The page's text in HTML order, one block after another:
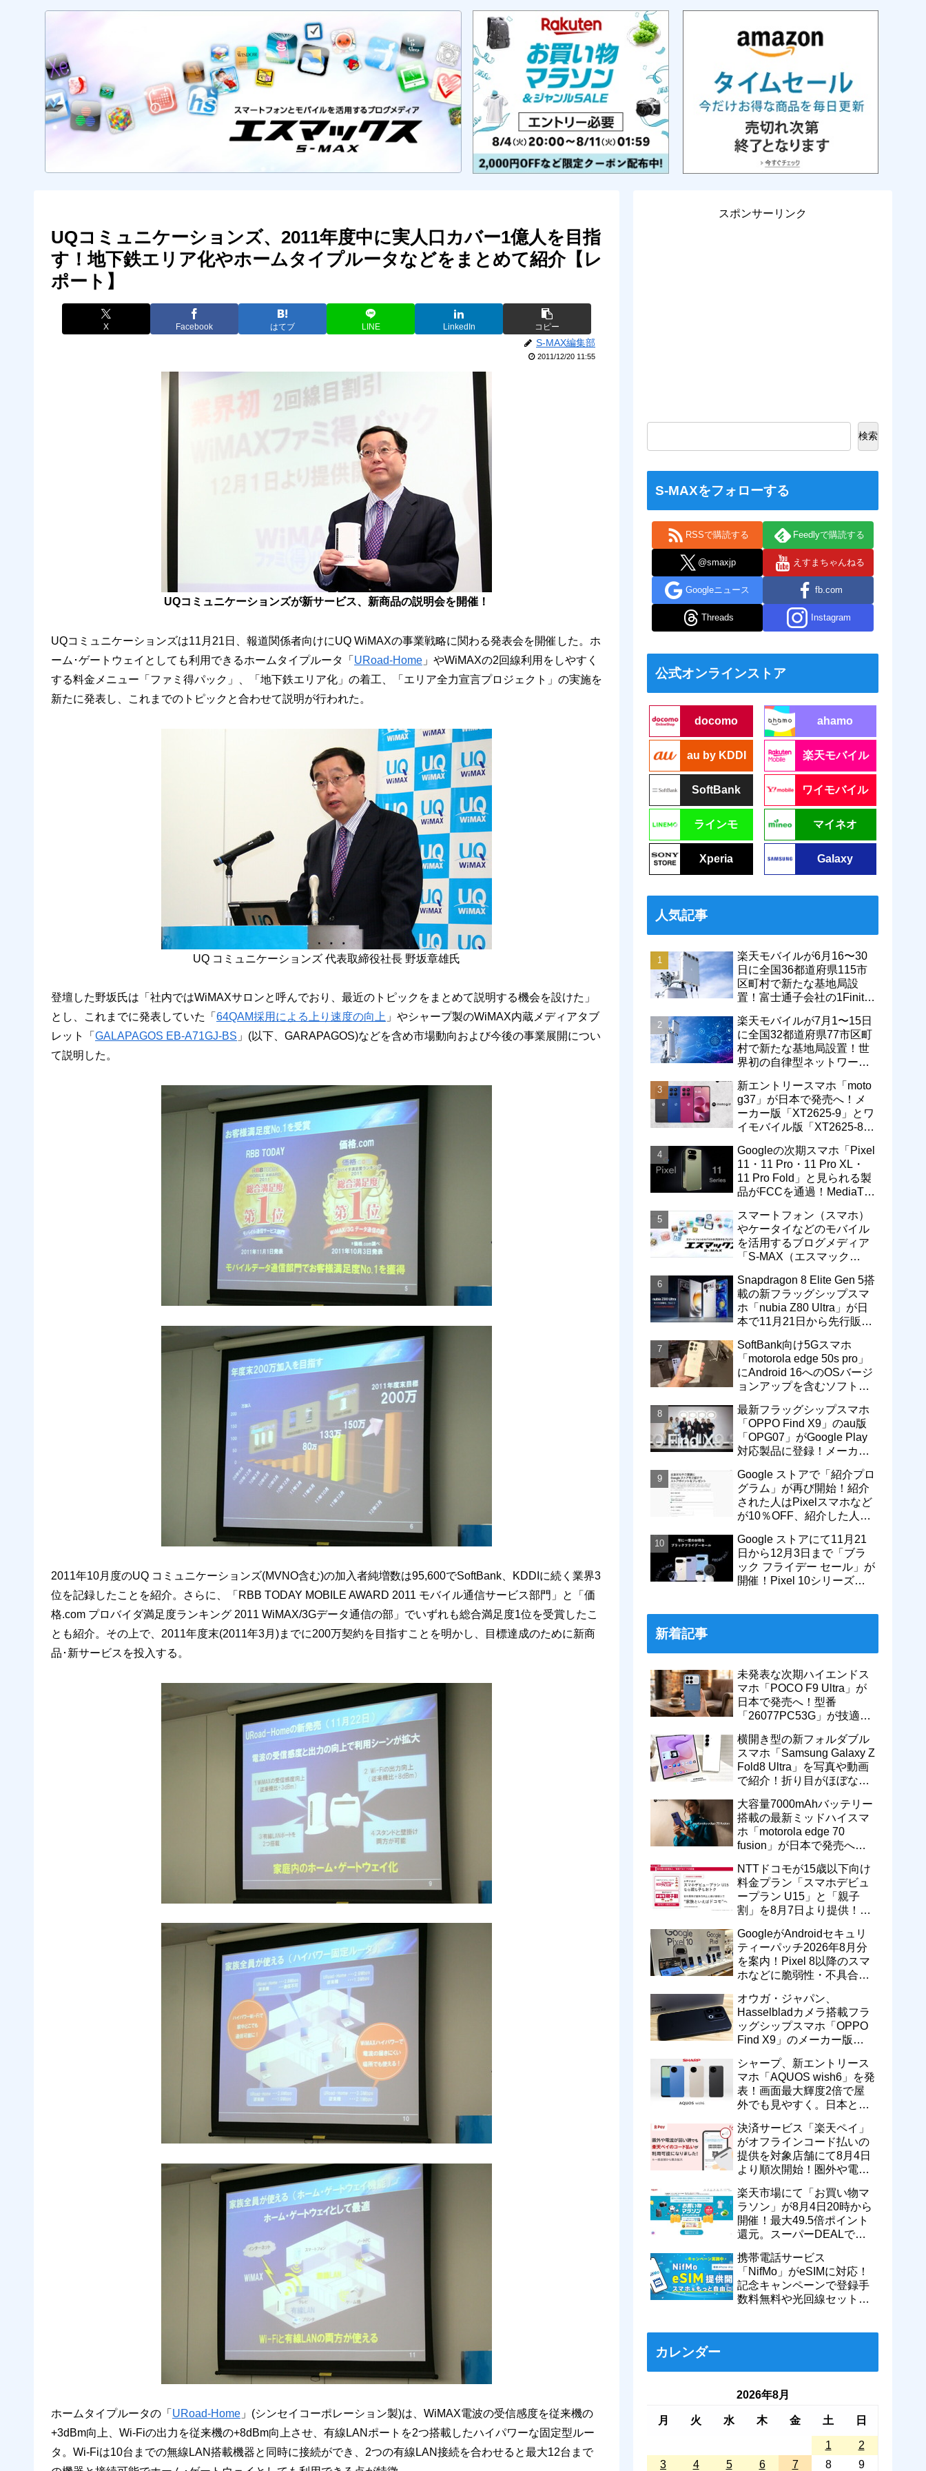
UQコミュニケーションズ、2011年度中に実人口カバー1億人を目指
す！地下鉄エリア化やホームタイプルータなどをまとめて紹介【レ
ポート】
X Facebook はてブ LINE LinkedIn コピー
S-MAX編集部
2011/12/20 11:55
UQコミュニケーションズが新サービス、新商品の説明会を開催！
UQコミュニケーションズは11月21日、報道関係者向けにUQ WiMAXの事業戦略に関わる発表会を開催した。ホ
ーム･ゲートウェイとしても利用できるホームタイプルータ「 URoad-Home 」やWiMAXの2回線利用をしやすく
する料金メニュー「ファミ得パック」、「地下鉄エリア化」の着工、「エリア全力宣言プロジェクト」の実施を
新たに発表し、これまでのトピックと合わせて説明が行われた。
UQ コミュニケーションズ 代表取締役社長 野坂章雄氏
登壇した野坂氏は「社内ではWiMAXサロンと呼んでおり、最近のトピックをまとめて説明する機会を設けた」
とし、これまでに発表していた「 64QAM採用による上り速度の向上 」やシャープ製のWiMAX内蔵メディアタブ
レット「 GALAPAGOS EB-A71GJ-BS 」(以下、GARAPAGOS)などを含め市場動向および今後の事業展開につい
て説明した。
2011年10月度のUQ コミュニケーションズ(MVNO含む)の加入者純増数は95,600でSoftBank、KDDIに続く業界3
位を記録したことを紹介。さらに、「RBB TODAY MOBILE AWARD 2011 モバイル通信サービス部門」と「価
格.com プロバイダ満足度ランキング 2011 WiMAX/3Gデータ通信の部」でいずれも総合満足度1位を受賞したこ
とも紹介。その上で、2011年度末(2011年3月)までに200万契約を目指すことを明かし、目標達成のために新商
品･新サービスを投入する。
ホームタイプルータの「 URoad-Home 」(シンセイコーポレーション製)は、WiMAX電波の受信感度を従来機の
+3dBm向上、Wi-Fiの出力を従来機の+8dBm向上させ、有線LANポートを2つ搭載したハイパワーな固定型ルー
タ。Wi-Fiは10台までの無線LAN搭載機器と同時に接続ができ、2つの有線LAN接続を合わせると最大12台まで
スポンサーリンク
検索
S-MAXをフォローする
RSSで購読する Feedlyで購読する
@smaxjp えすまちゃんねる
Googleニュース fb.com
Threads Instagram
公式オンラインストア
docomo ahamo
au by KDDI 楽天モバイル
SoftBank ワイモバイル
ラインモ マイネオ
Xperia Galaxy
人気記事
楽天モバイルが6月16〜30
日に全国36都道府県115市
区町村で新たな基地局設
置！富士通子会社の1Finity
エリアが拡大
楽天モバイルが7月1〜15日
に全国32都道府県77市区町
村で新たな基地局設置！世
界初の自律型ネットワーク
通信品質も改善
新エントリースマホ「moto
g37」が日本で発売へ！メ
ーカー版「XT2625-9」とワ
イモバイル版「XT2625-8」
Googleの次期スマホ「Pixel
11・11 Pro・11 Pro XL・
11 Pro Fold」と見られる製
品がFCCを通過！MediaTek
スマートフォン（スマホ）
やケータイなどのモバイル
を活用するブログメディア
「S-MAX（エスマック
Snapdragon 8 Elite Gen 5搭
載の新フラッグシップスマ
ホ「nubia Z80 Ultra」が日
本で11月21日から先行販
SoftBank向け5Gスマホ
「motorola edge 50s pro」
にAndroid 16へのOSバージ
ョンアップを含むソフトウ
最新フラッグシップスマホ
「OPPO Find X9」のau版
「OPG07」がGoogle Play
対応製品に登録！メーカー
売へ
Google ストアで「紹介プロ
グラム」が再び開始！紹介
された人はPixelスマホなど
が10％OFF、紹介した人は
ト付与
Google ストアにて11月21
日から12月3日まで「ブラ
ック フライデー セール」が
開催！Pixel 10シリーズや
新着記事
未発表な次期ハイエンドス
マホ「POCO F9 Ultra」が
日本で発売へ！型番
「26077PC53G」が技適通
テリー搭載に
横開き型の新フォルダブル
スマホ「Samsung Galaxy Z
Fold8 Ultra」を写真や動画
で紹介！折り目がほぼない
ト】
大容量7000mAhバッテリー
搭載の最新ミッドハイスマ
ホ「motorola edge 70
fusion」が日本で発売へ！
過
NTTドコモが15歳以下向け
料金プラン「スマホデビュ
ープラン U15」と「親子
割」を8月7日より提供！親
550円割引に
GoogleがAndroidセキュリ
ティーパッチ2026年8月分
を案内！Pixel 8以降のスマ
ホなどに脆弱性・不具合の
新が提供開始
オウガ・ジャパン、
Hasselbladカメラ搭載フラ
ッグシップスマホ「OPPO
Find X9」のメーカー版
げ！15万9800円に
シャープ、新エントリース
マホ「AQUOS wish6」を発
表！画面最大輝度2倍で屋
外でも見やすく。日本と台
売
決済サービス「楽天ペイ」
がオフラインコード払いの
提供を対象店舗にて8月4日
より順次開始！圏外や電波
に
楽天市場にて「お買い物マ
ラソン」が8月4日20時から
開催！最大49.5倍ポイント
還元。スーパーDEALで
など
携帯電話サービス
「NifMo」がeSIMに対応！
記念キャンペーンで登録手
数料無料や光回線セットで
カレンダー
2026年8月
月 火 水 木 金 土 日
1
2
3
4 5 6 7 8 9